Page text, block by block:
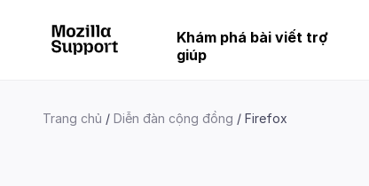
Khám phá bài viết trợ
giúp
Trang chủ Diễn đàn cộng đồng Firefox